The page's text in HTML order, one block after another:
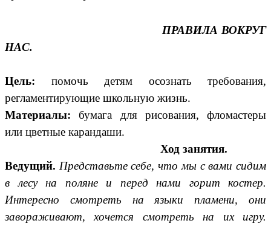
ПРАВИЛА ВОКРУГ
НАС.
Цель: помочь детям осознать требования,
регламентирующие школьную жизнь.
Материалы:бумага для рисования, фломастеры
или цветные карандаши.
Ход занятия.
Ведущий. Представьте себе, что мы с вами сидим
в лесу на поляне и перед нами горит костер.
Интересно смотреть на языки пламени, они
завораживают, хочется смотреть на их игру.